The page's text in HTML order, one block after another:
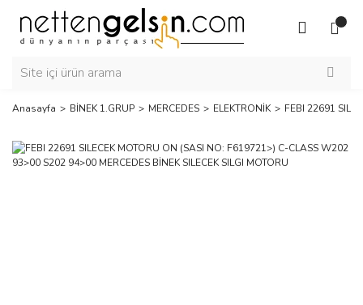
Anasayfa BİNEK 1.GRUP MERCEDES ELEKTRONİK FEBI 22691